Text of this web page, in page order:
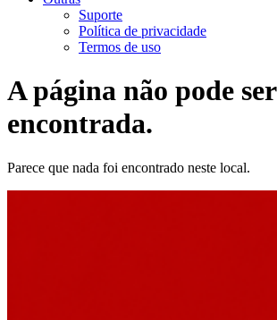
Suporte
Política de privacidade
Termos de uso
A página não pode ser
encontrada.
Parece que nada foi encontrado neste local.